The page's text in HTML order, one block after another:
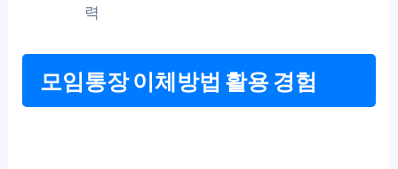
력
모임통장 이체방법 활용 경험